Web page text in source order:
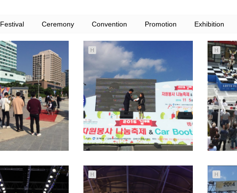
Festival Ceremony Convention Promotion Exhibition
H H
H H